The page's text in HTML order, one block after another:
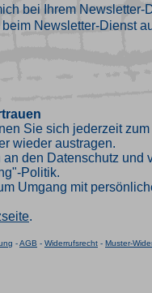
bei Ihrem Newsletter-
beim Newsletter-Dienst
Sie sich jederzeit
wieder austragen.
an den Datenschutz und
Politik.
Umgang mit
.
-AGB - Widerrufsrecht - Muster-